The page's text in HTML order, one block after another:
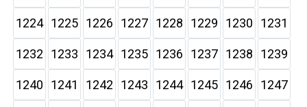
1224 1225 1226 1227 1228 1229 1230 1231
1232 1233 1234 1235 1236 1237 1238 1239
1240 1241 1242 1243 1244 1245 1246 1247